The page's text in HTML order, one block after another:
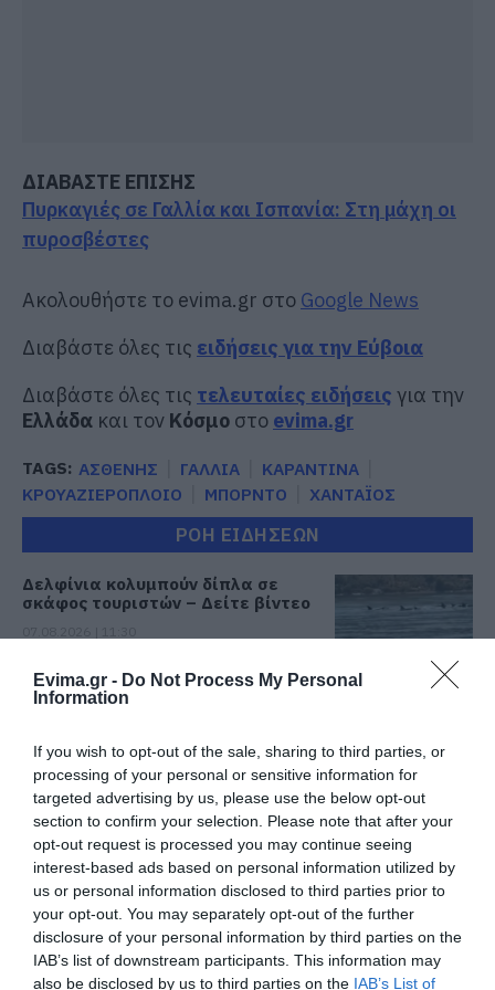
Evima.gr - Do Not Process My Personal
Information
If you wish to opt-out of the sale, sharing to third parties, or
processing of your personal or sensitive information for
targeted advertising by us, please use the below opt-out
section to confirm your selection. Please note that after your
opt-out request is processed you may continue seeing
interest-based ads based on personal information utilized by
us or personal information disclosed to third parties prior to
your opt-out. You may separately opt-out of the further
disclosure of your personal information by third parties on the
IAB’s list of downstream participants. This information may
also be disclosed by us to third parties on the IAB’s List of
ΔΙΑΒΑΣΤΕ ΕΠΙΣΗΣ
Πυρκαγιές σε Γαλλία και Ισπανία: Στη μάχη οι
πυροσβέστες
Ακολουθήστε το evima.gr στο Google News
Διαβάστε όλες τις ειδήσεις για την Εύβοια
Διαβάστε όλες τις τελευταίες ειδήσεις για την
Ελλάδα και τον Κόσμο στο evima.gr
TAGS: ΑΣΘΕΝΗΣ ΓΑΛΛΙΑ
ΚΑΡΑΝΤΙΝΑ
ΚΡΟΥΑΖΙΕΡΟΠΛΟΙΟ
ΜΠΟΡΝΤΟ ΧΑΝΤΑΪΟΣ
ΡΟΗ ΕΙΔΗΣΕΩΝ
Δελφίνια κολυμπούν δίπλα σε
σκάφος τουριστών – Δείτε βίντεο
Συναγερμός στην Εύβοια: Στιγμές
07.08.2026 | 11:15
Έκτακτη διακοπή νερού τώρα
στην παραλία Αυλίδας
07.08.2026 | 11:00
Η Κύμη στο επίκεντρο της
γαστρονομίας – Σήμερα η μεγάλη
έναρξη!